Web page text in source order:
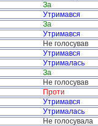
За
Утримався
За
Утримався
Не голосував
Утримався
Утрималась
За
Не голосував
Проти
Утримався
Утрималась
Не голосувала